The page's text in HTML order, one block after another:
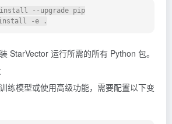
--upgrade pip
StarVector 运行所需的所有 Python 包。
练模型或使用高级功能，需要配置以下变